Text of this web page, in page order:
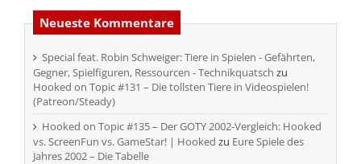
Neueste Kommentare
Special feat. Robin Schweiger: Tiere in Spielen - Gefährten,
Gegner, Spielfiguren, Ressourcen - Technikquatsch zu
Hooked on Topic #131 – Die tollsten Tiere in Videospielen!
(Patreon/Steady)
Hooked on Topic #135 – Der GOTY 2002-Vergleich: Hooked
vs. ScreenFun vs. GameStar! | Hooked zu Eure Spiele des
Jahres 2002 – Die Tabelle